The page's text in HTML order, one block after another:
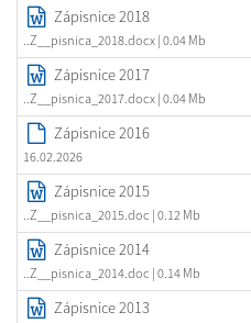
Zápisnice 2018
..Z__pisnica_2018.docx | 0.04 Mb
Zápisnice 2017
..Z__pisnica_2017.docx | 0.04 Mb
Zápisnice 2016
16.02.2026
Zápisnice 2015
..Z__pisnica_2015.doc | 0.12 Mb
Zápisnice 2014
..Z__pisnica_2014.doc | 0.14 Mb
Zápisnice 2013